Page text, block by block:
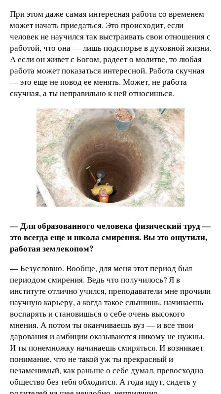
При этом даже самая интересная работа со временем
может начать приедаться. Это происходит, если
человек не научился так выстраивать свои отношения с
работой, что она — лишь подспорье в духовной жизни.
А если он живет с Богом, радеет о молитве, то любая
работа может показаться интересной. Работа скучная
— это еще не повод ее менять. Может, не работа
скучная, а ты неправильно к ней относишься.
— Для образованного человека физический труд —
это всегда еще и школа смирения. Вы это ощутили,
работая землекопом?
— Безусловно. Вообще, для меня этот период был
периодом смирения. Ведь что получилось? Я в
институте отлично учился, преподаватели мне прочили
научную карьеру, а когда такое слышишь, начинаешь
воспарять и становишься о себе очень высокого
мнения. А потом ты оканчиваешь вуз — и все твои
дарования и амбиции оказываются никому не нужны.
И ты понемножку начинаешь смиряться. И возникает
понимание, что не такой уж ты прекрасный и
незаменимый, как раньше о себе думал, превосходно
общество без тебя обходится. А года идут, сидеть у